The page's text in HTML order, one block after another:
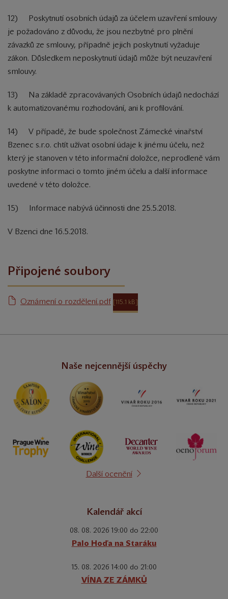
12) Poskytnutí osobních údajů za účelem uzavření smlouvy
je požadováno z důvodu, že jsou nezbytné pro plnění
závazků ze smlouvy, případně jejich poskytnutí vyžaduje
zákon. Důsledkem neposkytnutí údajů může být neuzavření
smlouvy.
13) Na základě zpracovávaných Osobních údajů nedochází
k automatizovanému rozhodování, ani k profilování.
14) V případě, že bude společnost Zámecké vinařství
Bzenec s.r.o. chtít užívat osobní údaje k jinému účelu, než
který je stanoven v této informační doložce, neprodleně vám
poskytne informaci o tomto jiném účelu a další informace
uvedené v této doložce.
15) Informace nabývá účinnosti dne 25.5.2018.
V Bzenci dne 16.5.2018.
Připojené soubory
Oznámení o rozdělení.pdf [115.1 kB]
Naše nejcennější úspěchy
Další ocenění
Kalendář akcí
08. 08. 2026 19:00 do 22:00
Palo Hoďa na Staráku
15. 08. 2026 14:00 do 21:00
VÍNA ZE ZÁMKŮ